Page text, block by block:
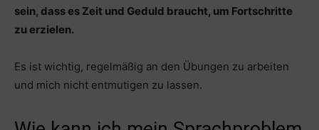
sein, dass es Zeit und Geduld braucht, um Fortschritte
zu erzielen.
Es ist wichtig, regelmäßig an den Übungen zu arbeiten
und mich nicht entmutigen zu lassen.